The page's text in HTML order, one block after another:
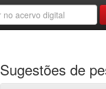
Sugestões de